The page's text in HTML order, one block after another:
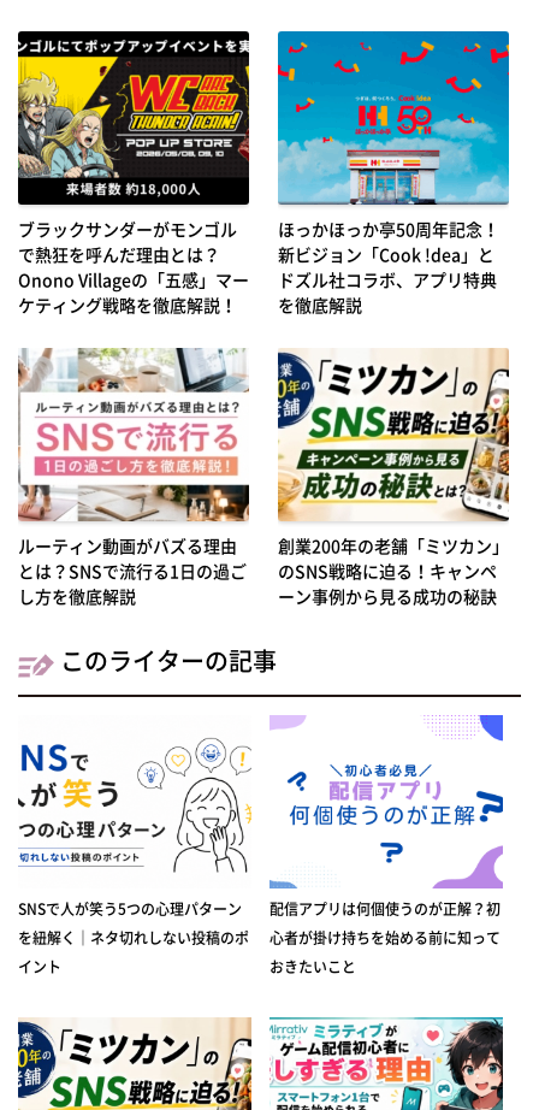
ブラックサンダーがモンゴル
で熱狂を呼んだ理由とは？
Onono Villageの「五感」マー
ケティング戦略を徹底解説！
ほっかほっか亭50周年記念！
新ビジョン「Cook !dea」と
ドズル社コラボ、アプリ特典
を徹底解説
ルーティン動画がバズる理由
とは？SNSで流行る1日の過ご
し方を徹底解説
創業200年の老舗「ミツカン」
のSNS戦略に迫る！キャンペ
ーン事例から見る成功の秘訣
このライターの記事
SNSで人が笑う5つの心理パターン
を紐解く｜ネタ切れしない投稿のポ
イント
配信アプリは何個使うのが正解？初
心者が掛け持ちを始める前に知って
おきたいこと